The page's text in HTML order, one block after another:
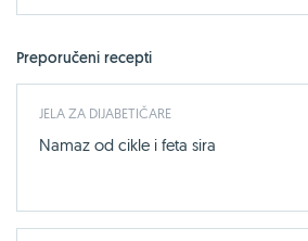
Preporučeni recepti
JELA ZA DIJABETIČARE
Namaz od cikle i feta sira